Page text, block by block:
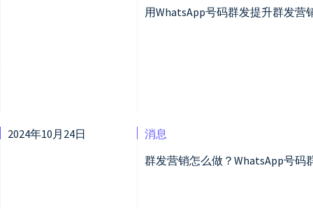
用WhatsApp号码群发提升群发营
2024年10月24日
消息
群发营销怎么做？WhatsApp号码